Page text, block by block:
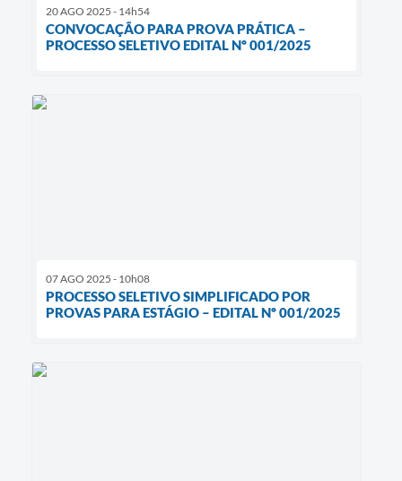
20 AGO 2025 - 14h54
CONVOCAÇÃO PARA PROVA PRÁTICA –
PROCESSO SELETIVO EDITAL Nº 001/2025
07 AGO 2025 - 10h08
PROCESSO SELETIVO SIMPLIFICADO POR
PROVAS PARA ESTÁGIO – EDITAL Nº 001/2025